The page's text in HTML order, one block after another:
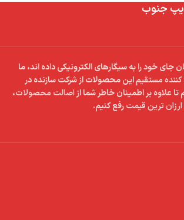
جنوب
جای خود را به سیگارهای الکترونیکی داده اند، ما
کننده مستقیماین محصولات از شرکت سازنده در
علاوه بر اطمینان خاطر شما از اصالت محصولات،
ارزان ترین قیمترفع کنیم.